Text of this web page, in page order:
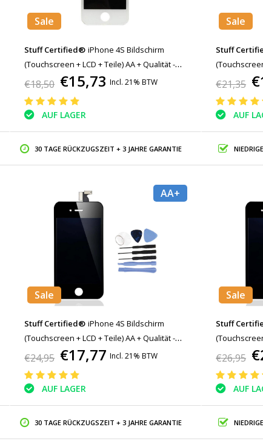
Sale
Stuff Certified® iPhone 4S Bildschirm
(Touchscreen + LCD + Teile) AA + Qualität -
Weiß
€18,50 €15,73 Incl. 21% BTW
AUF LAGER
Sale
Stuff
Weiß
€21,35
AUF
30 TAGE RÜCKZUGSZEIT + 3 JAHRE GARANTIE
AA+
Sale
Stuff Certified® iPhone 4S Bildschirm
(Touchscreen + LCD + Teile) AA + Qualität -
Schwarz + Werkzeuge
€24,95 €17,77 Incl. 21% BTW
AUF LAGER
Sale
Stuff
Schwarz +
€26,95
AUF
30 TAGE RÜCKZUGSZEIT + 3 JAHRE GARANTIE